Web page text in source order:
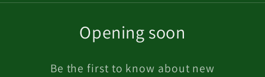
Opening soon
Be the first to know about new